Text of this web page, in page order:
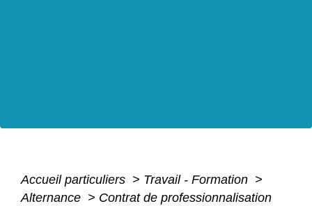
Accueil particuliers > Travail - Formation >
Alternance > Contrat de professionnalisation